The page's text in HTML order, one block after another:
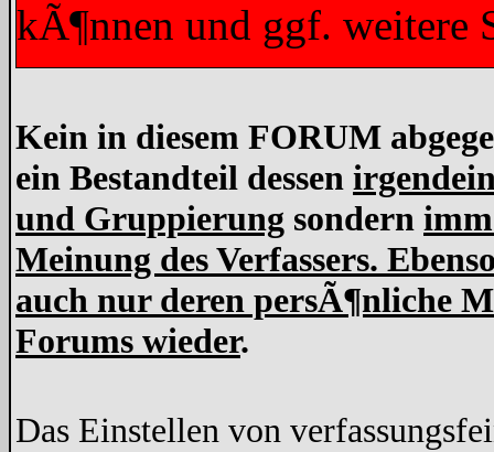
kÃ¶nnen und ggf. weitere
Kein in diesem FORUM
ein Bestandteil dessen
und Gruppierung sondern
Meinung des Verfassers.
auch nur deren persÃ¶nliche
Forums wieder.
Das Einstellen von